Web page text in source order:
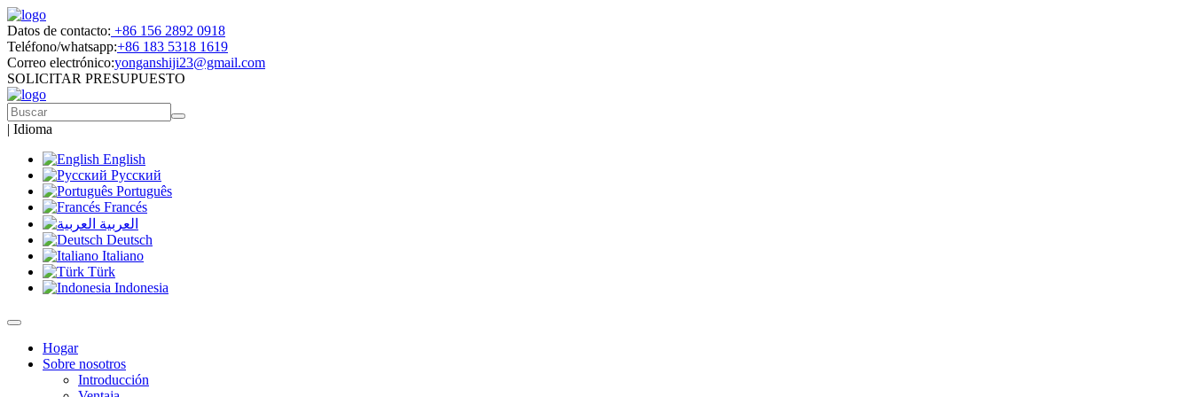
Datos de contacto: +86 156 2892 0918
Teléfono/whatsapp:+86 183 5318 1619
Correo electrónico:yonganshiji23@gmail.com
SOLICITAR PRESUPUESTO
| Idioma
English
Русский
Português
Francés
العربية
Deutsch
Italiano
Türk
Indonesia
Hogar
Sobre nosotros
Introducción